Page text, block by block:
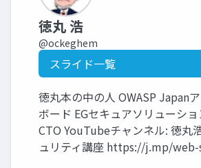
徳丸 浩
@ockeghem
スライド一覧
徳丸本の中の人 OWASP Japan
ボード EGセキュアソリューシ
CTO YouTubeチャンネル: 徳丸
ュリティ講座 https://j.mp/